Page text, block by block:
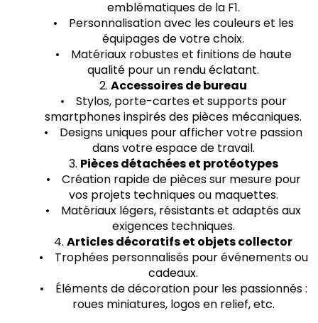
emblématiques de la F1.
• Personnalisation avec les couleurs et les
équipages de votre choix.
• Matériaux robustes et finitions de haute
qualité pour un rendu éclatant.
2. Accessoires de bureau
• Stylos, porte-cartes et supports pour
smartphones inspirés des pièces mécaniques.
• Designs uniques pour afficher votre passion
dans votre espace de travail.
3. Pièces détachées et protéotypes
• Création rapide de pièces sur mesure pour
vos projets techniques ou maquettes.
• Matériaux légers, résistants et adaptés aux
exigences techniques.
4. Articles décoratifs et objets collector
• Trophées personnalisés pour événements ou
cadeaux.
• Éléments de décoration pour les passionnés :
roues miniatures, logos en relief, etc.